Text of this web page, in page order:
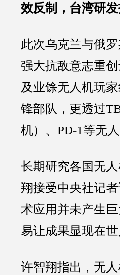
效反制，台湾研
此次乌克兰与俄
强大抗敌意志重
及业馀无人机玩
锋部队，更透过
机）、PD-1等无
长期研究各国无
翔接受中央社记
术应用并未产生
易让成果显现在世
许智翔指出，无